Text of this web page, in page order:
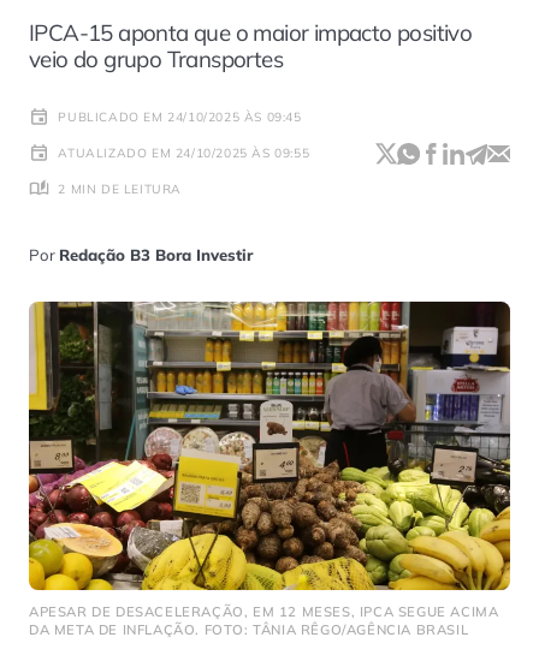
IPCA-15 aponta que o maior impacto positivo
veio do grupo Transportes
PUBLICADO EM 24/10/2025 ÀS 09:45
ATUALIZADO EM 24/10/2025 ÀS 09:55
2 MIN DE LEITURA
Por Redação B3 Bora Investir
APESAR DE DESACELERAÇÃO, EM 12 MESES, IPCA SEGUE ACIMA
DA META DE INFLAÇÃO. FOTO: TÂNIA RÊGO/AGÊNCIA BRASIL